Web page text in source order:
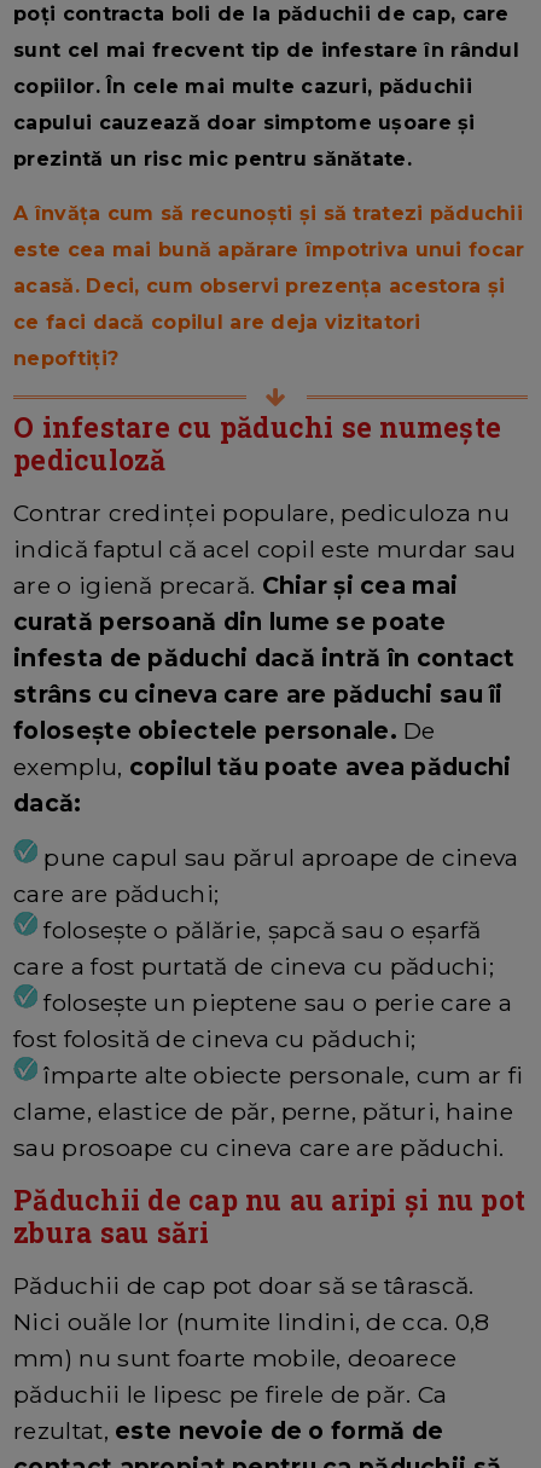
poți contracta boli de la păduchii de cap, care
sunt cel mai frecvent tip de infestare în rândul
copiilor. În cele mai multe cazuri, păduchii
capului cauzează doar simptome ușoare și
prezintă un risc mic pentru sănătate.
A învăța cum să recunoști și să tratezi păduchii
este cea mai bună apărare împotriva unui focar
acasă. Deci, cum observi prezența acestora și
ce faci dacă copilul are deja vizitatori
nepoftiți?
O infestare cu păduchi se numește
pediculoză
Contrar credinței populare, pediculoza nu
indică faptul că acel copil este murdar sau
are o igienă precară. Chiar și cea mai
curată persoană din lume se poate
infesta de păduchi dacă intră în contact
strâns cu cineva care are păduchi sau îi
folosește obiectele personale. De
exemplu, copilul tău poate avea păduchi
dacă:
pune capul sau părul aproape de cineva
care are păduchi;
folosește o pălărie, șapcă sau o eșarfă
care a fost purtată de cineva cu păduchi;
folosește un pieptene sau o perie care a
fost folosită de cineva cu păduchi;
împarte alte obiecte personale, cum ar fi
clame, elastice de păr, perne, pături, haine
sau prosoape cu cineva care are păduchi.
Păduchii de cap nu au aripi și nu pot
zbura sau sări
Păduchii de cap pot doar să se târască.
Nici ouăle lor (numite lindini, de cca. 0,8
mm) nu sunt foarte mobile, deoarece
păduchii le lipesc pe firele de păr. Ca
rezultat, este nevoie de o formă de